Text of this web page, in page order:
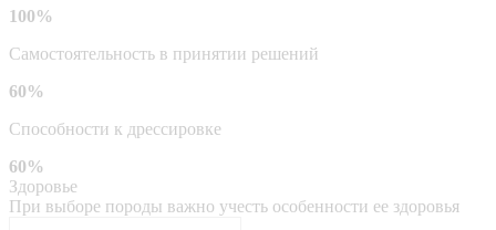
100%
Самостоятельность в принятии решений
60%
Способности к дрессировке
60%
Здоровье
При выборе породы важно учесть особенности ее здоровья